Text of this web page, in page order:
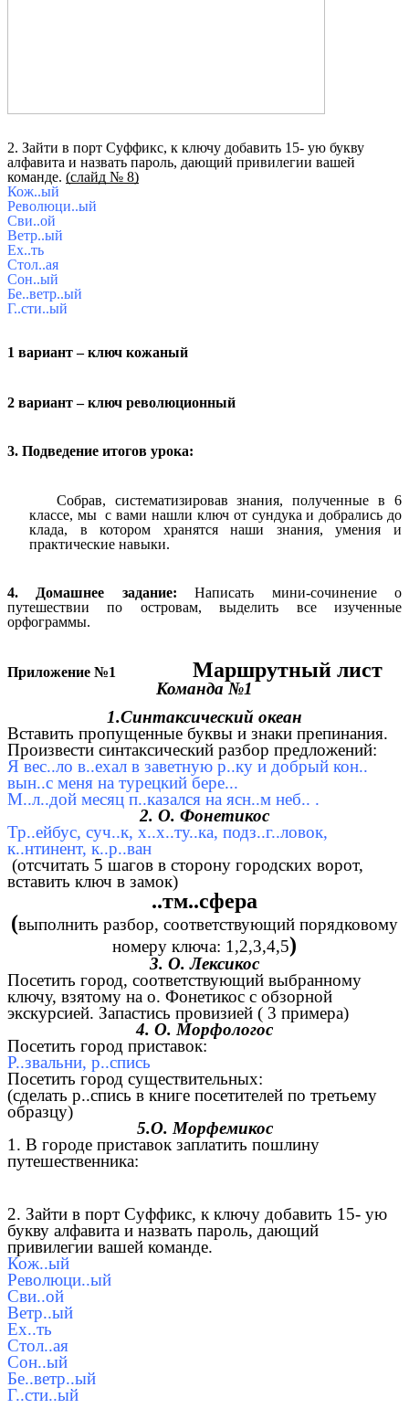
2. Зайти в порт Суффикс, к ключу добавить 15- ую букву
алфавита и назвать пароль, дающий привилегии вашей
команде. (слайд № 8)
Кож..ый
Революци..ый
Сви..ой
Ветр..ый
Ех..ть
Стол..ая
Сон..ый
Бе..ветр..ый
Г..сти..ый
1 вариант – ключ кожаный
2 вариант – ключ революционный
3. Подведение итогов урока:
Собрав, систематизировав знания, полученные в 6
классе, мы с вами нашли ключ от сундука и добрались до
клада, в котором хранятся наши знания, умения и
практические навыки.
4. Домашнее задание:Написать мини-сочинение о
путешествии по островам, выделить все изученные
орфограммы.
Приложение №1 Маршрутный лист
Команда №1
1.Синтаксический океан
Вставить пропущенные буквы и знаки препинания.
Произвести синтаксический разбор предложений:
Я вес..ло в..ехал в заветную р..ку и добрый кон..
вын..с меня на турецкий бере...
М..л..дой месяц п..казался на ясн..м неб.. .
2. О. Фонетикос
Тр..ейбус, суч..к, х..х..ту..ка, подз..г..ловок,
к..нтинент, к..р..ван
(отсчитать 5 шагов в сторону городских ворот,
вставить ключ в замок)
..тм..сфера
(выполнить разбор, соответствующий порядковому
номеру ключа: 1,2,3,4,5)
3. О. Лексикос
Посетить город, соответствующий выбранному
ключу, взятому на о. Фонетикос с обзорной
экскурсией. Запастись провизией ( 3 примера)
4. О. Морфологос
Посетить город приставок:
Р..звальни, р..спись
Посетить город существительных:
(сделать р..спись в книге посетителей по третьему
образцу)
5.О. Морфемикос
1. В городе приставок заплатить пошлину
путешественника:
2. Зайти в порт Суффикс, к ключу добавить 15- ую
букву алфавита и назвать пароль, дающий
привилегии вашей команде.
Кож..ый
Революци..ый
Сви..ой
Ветр..ый
Ех..ть
Стол..ая
Сон..ый
Бе..ветр..ый
Г..сти..ый